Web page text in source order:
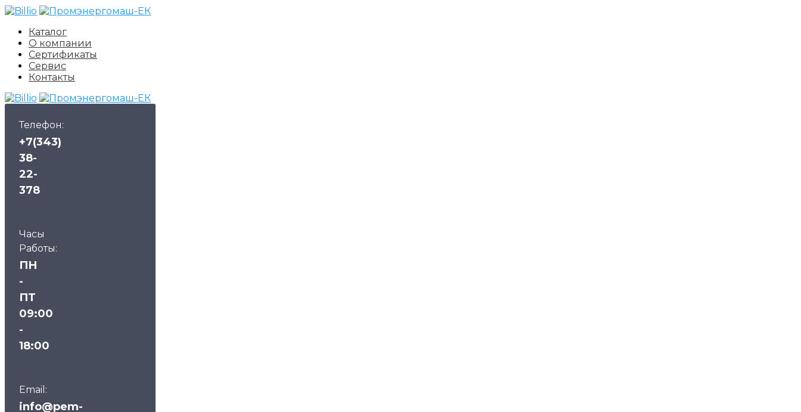
Каталог
О компании
Сертификаты
Сервис
Контакты
Телефон:
+7(343)
38-
22-
378
Часы
Работы:
ПН
-
ПТ
09:00
-
18:00
Email:
info@pem-